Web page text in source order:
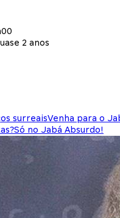
2 anos
surreaisVenha para o
Só no Jabá Absurdo!